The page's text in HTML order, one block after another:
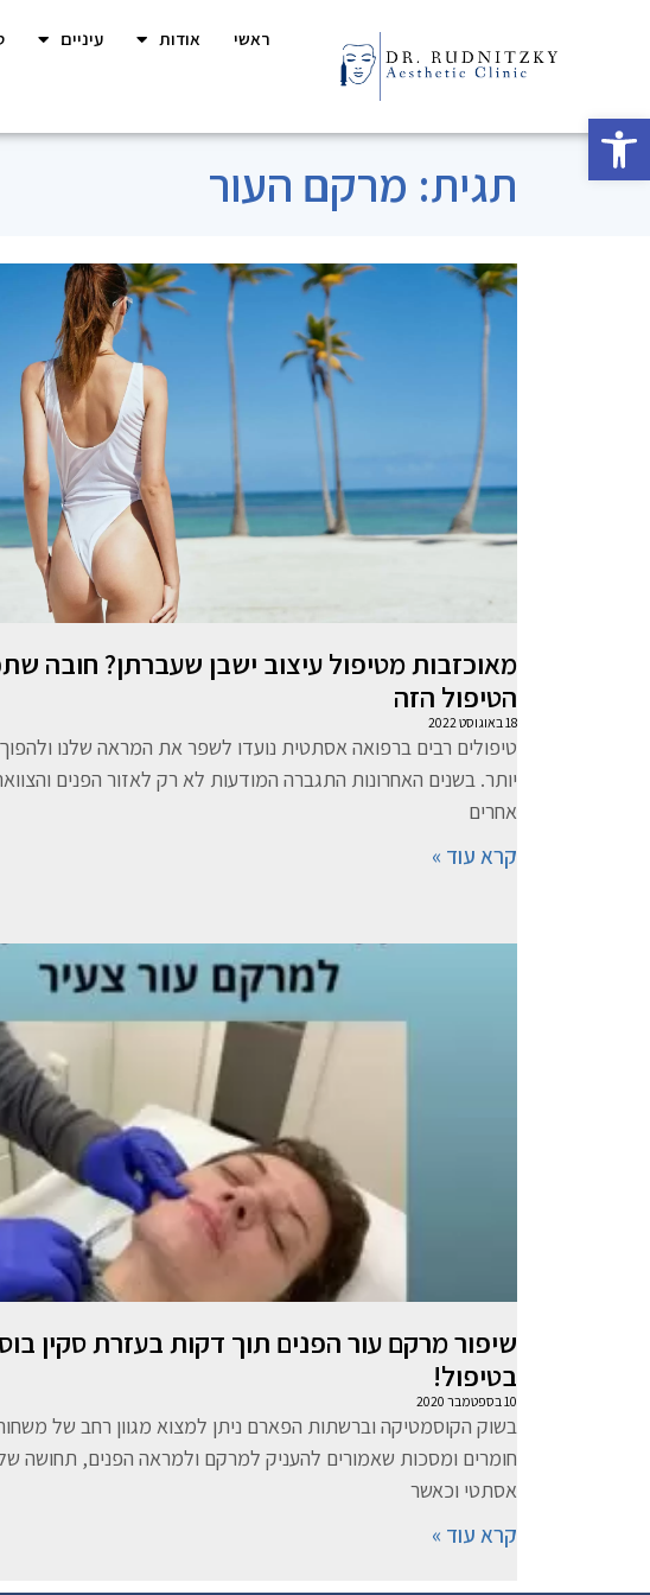
פתח סרגל נגישות
ראשי אודות עיניים
תגית: מרקם העור
מאוכזבות מטיפול עיצוב ישבן שעברתן? חובה
הטיפול הזה
18 באוגוסט 2022
טיפולים רבים ברפואה אסתטית נועדו לשפר את המראה שלנו ולהפוך
יותר. בשנים האחרונות התגברה המודעות לא רק לאזור הפנים
אחרים
קרא עוד »
שיפור מרקם עור הפנים תוך דקות בעזרת סקין
בטיפול!
10 בספטמבר 2020
בשוק הקוסמטיקה וברשתות הפארם ניתן למצוא מגוון רחב של
חומרים ומסכות שאמורים להעניק למרקם ולמראה הפנים, תחושה
אסתטי וכאשר
קרא עוד »